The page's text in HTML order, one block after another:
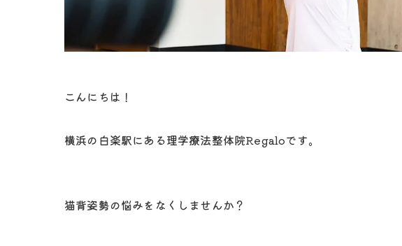
こんにちは！
横浜の白楽駅にある理学療法整体院Regaloです。
猫背姿勢の悩みをなくしませんか？